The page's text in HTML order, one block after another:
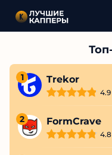
1 Trekor
4.9
2 FormCrave
4.8